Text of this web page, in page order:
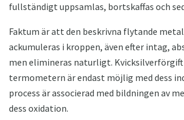
fullständigt uppsamlas, bortskaffas och
Faktum är att den beskrivna flytande
ackumuleras i kroppen, även efter intag,
men elimineras naturligt.
termometern är endast möjlig med dess
process är associerad med bildningen av
dess oxidation.